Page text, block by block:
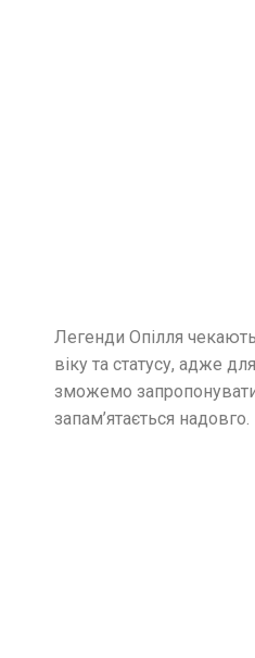
Легенди Опілля
віку та статусу, адже
зможемо
запам’ятається надовго.